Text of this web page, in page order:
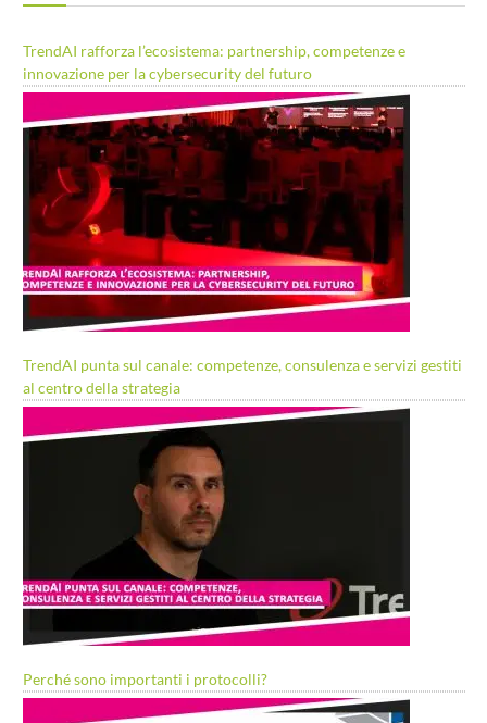
TrendAI rafforza l’ecosistema: partnership, competenze e
innovazione per la cybersecurity del futuro
TrendAI punta sul canale: competenze, consulenza e servizi gestiti
al centro della strategia
Perché sono importanti i protocolli?